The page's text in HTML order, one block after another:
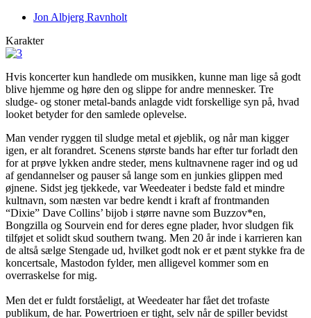
Jon Albjerg Ravnholt
Karakter
Hvis koncerter kun handlede om musikken, kunne man lige så godt
blive hjemme og høre den og slippe for andre mennesker. Tre
sludge- og stoner metal-bands anlagde vidt forskellige syn på, hvad
looket betyder for den samlede oplevelse.
Man vender ryggen til sludge metal et øjeblik, og når man kigger
igen, er alt forandret. Scenens største bands har efter tur forladt den
for at prøve lykken andre steder, mens kultnavnene rager ind og ud
af gendannelser og pauser så lange som en junkies glippen med
øjnene. Sidst jeg tjekkede, var Weedeater i bedste fald et mindre
kultnavn, som næsten var bedre kendt i kraft af frontmanden
“Dixie” Dave Collins’ bijob i større navne som Buzzov*en,
Bongzilla og Sourvein end for deres egne plader, hvor sludgen fik
tilføjet et solidt skud southern twang. Men 20 år inde i karrieren kan
de altså sælge Stengade ud, hvilket godt nok er et pænt stykke fra de
koncertsale, Mastodon fylder, men alligevel kommer som en
overraskelse for mig.
Men det er fuldt forståeligt, at Weedeater har fået det trofaste
publikum, de har. Powertrioen er tight, selv når de spiller bevidst